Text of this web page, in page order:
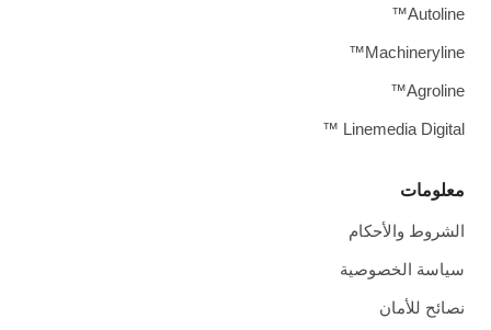
معلومات
الشروط والأحكام
سياسة الخصوصية
نصائح للأمان
Autoline™
Machineryline™
Agroline™
Linemedia Digital ™